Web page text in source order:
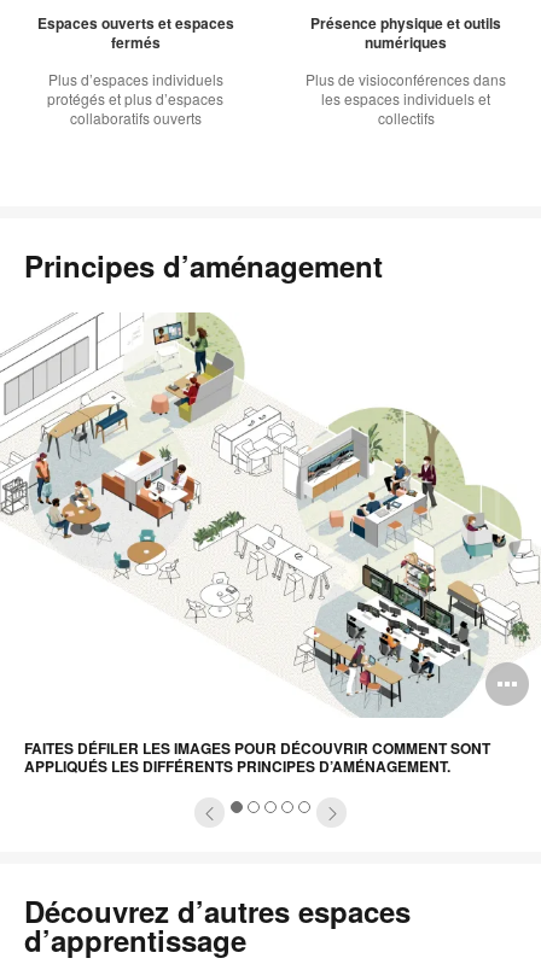
Espaces ouverts et espaces
fermés
Plus d’espaces individuels
protégés et plus d’espaces
collaboratifs ouverts
Présence physique et outils
numériques
Plus de visioconférences dans
les espaces individuels et
collectifs
Principes d’aménagement
défiler
les
images
pour
découvrir
comment
sont
appliqués
les
différents
principes
d’aménagement.
FAITES DÉFILER LES IMAGES POUR DÉCOUVRIR COMMENT SONT
APPLIQUÉS LES DIFFÉRENTS PRINCIPES D’AMÉNAGEMENT.
12345
Découvrez d’autres espaces
d’apprentissage